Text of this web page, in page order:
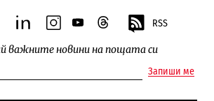
linkedininstagram
youtubethreads RSS
важните новини на пощата си
Запиши ме